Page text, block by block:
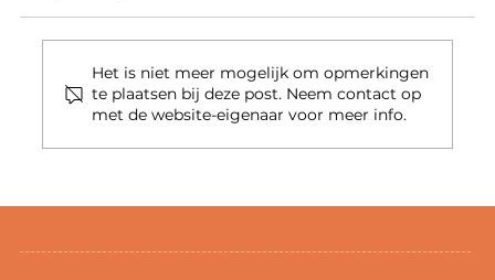
Waar ligt Nieuw-Zeeland? De kaart van
Het is niet meer mogelijk om opmerkingen
te plaatsen bij deze post. Neem contact op
met de website-eigenaar voor meer info.